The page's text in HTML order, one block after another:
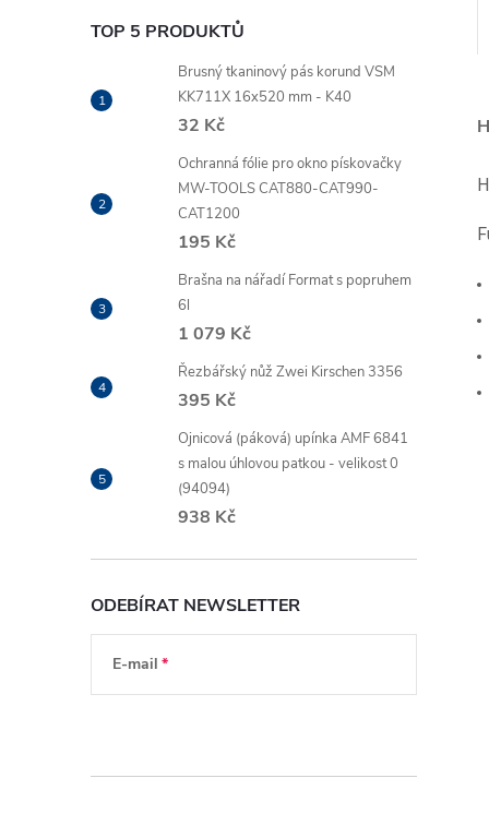
TOP 5 PRODUKTŮ
Brusný tkaninový pás korund VSM
KK711X 16x520 mm - K40
32 Kč
Ochranná fólie pro okno pískovačky
MW-TOOLS CAT880-CAT990-
CAT1200
195 Kč
Brašna na nářadí Format s popruhem
6l
1 079 Kč
Řezbářský nůž Zwei Kirschen 3356
395 Kč
Ojnicová (páková) upínka AMF 6841
s malou úhlovou patkou - velikost 0
(94094)
938 Kč
ODEBÍRAT NEWSLETTER
E-mail